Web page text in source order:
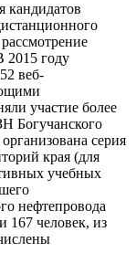
кандидатов
2015 году
веб-
участие более
Богучанского
серия
края (для
учебных
нефтепровода
167 человек, из